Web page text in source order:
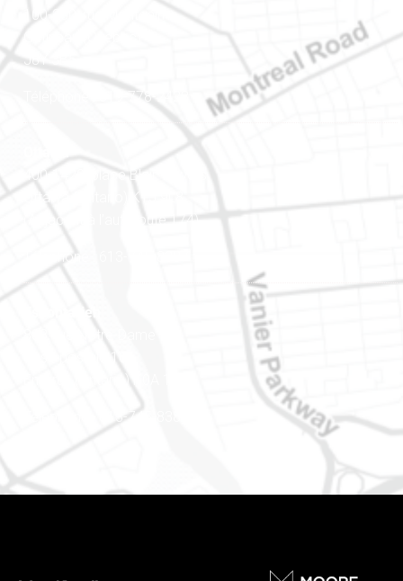
100-200, rue Montcalm
Gatineau (Québec)
J8Y 3B5
Téléphone : 819-778-2428
400-1420, place Blair Towers
Ottawa (Ontario) K1J 9L8
(Adjacent à l’autoroute 174)
Téléphone : 613-745-8387
Est ontarien
888, rue Notre-Dame
Case postale 101
Embrun (Ontario) K0A 1W1
Téléphone : 613-745-8387